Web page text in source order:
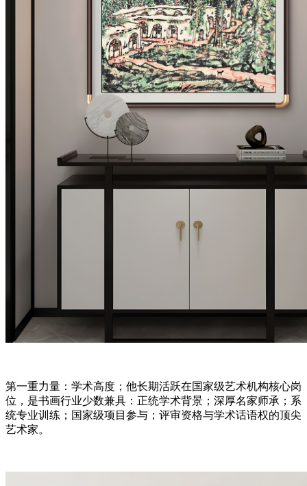
第一重力量：学术高度；他长期活跃在国家级艺术机构核心岗
位，是书画行业少数兼具：正统学术背景；深厚名家师承；系
统专业训练；国家级项目参与；评审资格与学术话语权的顶尖
艺术家。